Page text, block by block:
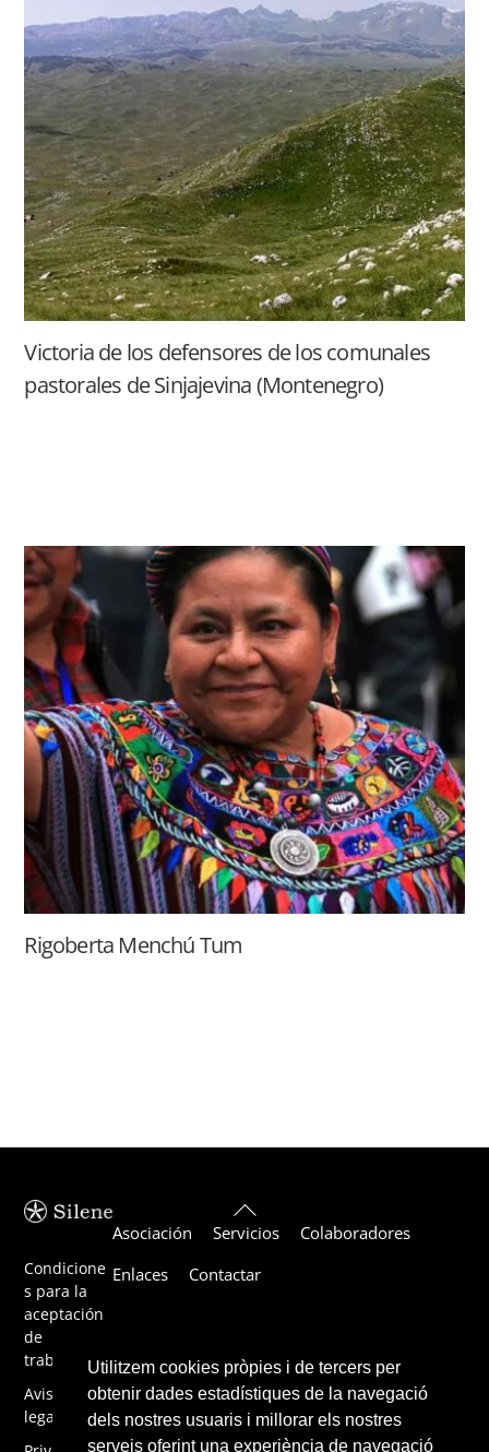
Utilitzem cookies pròpies i de tercers per
obtenir dades estadístiques de la navegació
dels nostres usuaris i millorar els nostres
serveis oferint una experiència de navegació
Victoria de los defensores de los comunales
pastorales de Sinjajevina (Montenegro)
Rigoberta Menchú Tum
Back
To
Top
Condicione
s para la
aceptación
de
trabajos
Aviso
legal
Asociación Servicios
Colaboradores
Enlaces
Contactar